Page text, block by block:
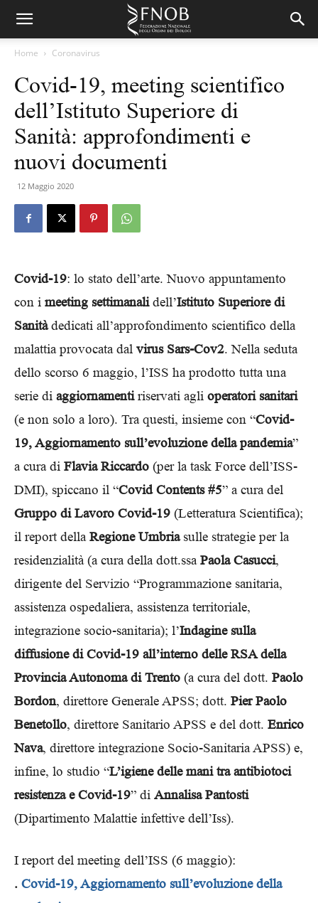
Home Coronavirus
Covid-19, meeting scientifico
dell’Istituto Superiore di
Sanità: approfondimenti e
nuovi documenti
12 Maggio 2020
Covid-19: lo stato dell’arte. Nuovo appuntamento
con i meeting settimanalidell’Istituto Superiore di
Sanitàdedicati all’approfondimento scientifico della
malattia provocata dal virus Sars-Cov2. Nella seduta
dello scorso 6 maggio, l’ISS ha prodotto tutta una
serie di aggiornamentiriservati agli operatori sanitari
(e non solo a loro). Tra questi, insieme con “Covid-
19, Aggiornamento sull’evoluzione della pandemia”
a cura di Flavia Riccardo (per la task Force dell’ISS-
DMI), spiccano il “Covid Contents #5” a cura del
Gruppo di Lavoro Covid-19 (Letteratura Scientifica);
il report dellaRegione Umbriasulle strategie per la
residenzialità (a cura della dott.ssaPaola Casucci,
dirigente del Servizio “Programmazione sanitaria,
assistenza ospedaliera, assistenza territoriale,
integrazione socio-sanitaria); l’Indagine sulla
diffusione di Covid-19 all’interno delle RSA della
Provincia Autonoma di Trento (a cura del dott. Paolo
Bordon, direttore Generale APSS; dott. Pier Paolo
Benetollo, direttore Sanitario APSS e del dott. Enrico
Nava, direttore integrazione Socio-Sanitaria APSS) e,
infine, lo studio “L’igiene delle mani tra antibiotoci
resistenza e Covid-19” di Annalisa Pantosti
(Dipartimento Malattie infettive dell’Iss).
I report del meeting dell’ISS (6 maggio):
. Covid-19, Aggiornamento sull’evoluzione della